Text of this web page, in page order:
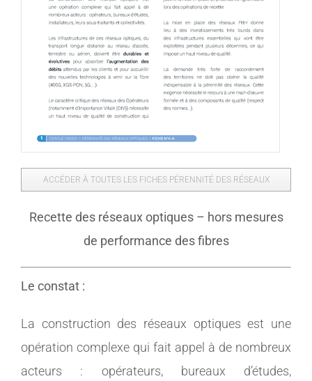
ACCÉDER À TOUTES LES FICHES PÉRENNITÉ DES RÉSEAUX
Recette des réseaux optiques – hors mesures
de performance des fibres
Le constat :
La construction des réseaux optiques est une
opération complexe qui fait appel à de nombreux
acteurs : opérateurs, bureaux d’études,